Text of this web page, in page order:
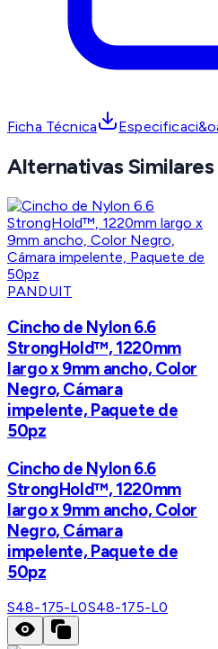
Ficha Técnica
Alternativas Similares
PANDUIT
Cincho de Nylon 6.6
StrongHold™, 1220mm
largo x 9mm ancho, Color
Negro, Cámara
impelente, Paquete de
50pz
Cincho de Nylon 6.6
StrongHold™, 1220mm
largo x 9mm ancho, Color
Negro, Cámara
impelente, Paquete de
50pz
S48-175-L0S48-175-L0